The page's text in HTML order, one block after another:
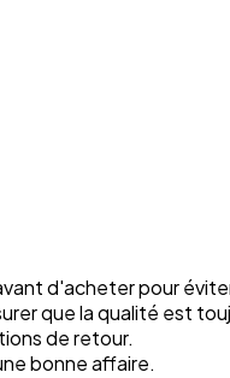
d'acheter pour
que la qualité est
de retour.
bonne affaire.